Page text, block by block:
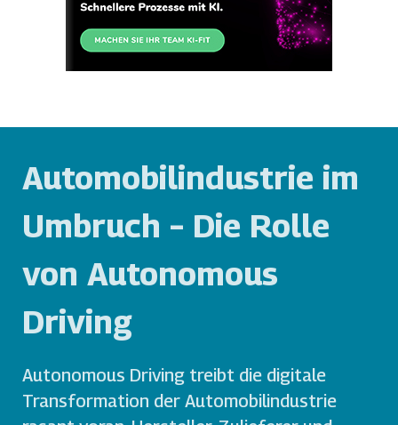
Automobilindustrie im
Umbruch – Die Rolle
von Autonomous
Driving
Autonomous Driving treibt die digitale
Transformation der Automobilindustrie